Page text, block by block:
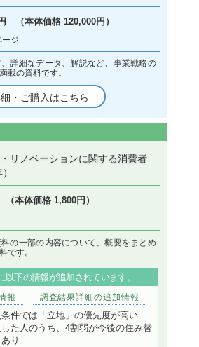
（本体価格 120,000円）
詳細なデータ、解説など、事業戦略の
載の資料です。
・ご購入はこちら
リノベーションに関する消費者
本体価格 1,800円）
の一部の内容について、概要をまとめ
です。
下の情報が追加されています。
報 調査結果詳細の追加情報
件では「立地」の優先度が高い
た人のうち、4割弱が今後の住み替
り